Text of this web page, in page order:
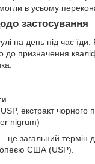
в усьому
застосування
на день під час їди.
до призначення
екстракт чорного
nigrum)
це загальний термін
США (USP).